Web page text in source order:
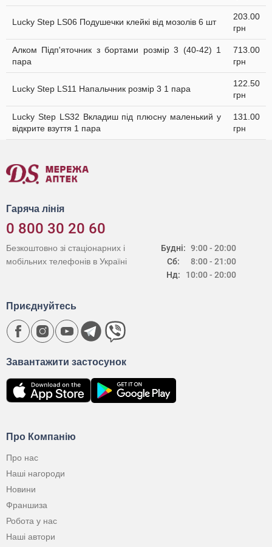
Lucky Step LS06 Подушечки клейкі від мозолів 6 шт
203.00
грн
Алком Підп'яточник з бортами розмір 3 (40-42) 1
пара
713.00
грн
Lucky Step LS11 Напальчник розмір 3 1 пара
122.50
грн
Lucky Step LS32 Вкладиш під плюсну маленький у
відкрите взуття 1 пара
131.00
грн
Гаряча лінія
0 800 30 20 60
Будні:
Сб:
Нд:
9:00 - 20:00
8:00 - 21:00
10:00 - 20:00
Безкоштовно зі стаціонарних і
мобільних телефонів в Україні
Про Компанію
Про нас
Наші нагороди
Новини
Франшиза
Робота у нас
Наші автори
Завантажити застосунок
Приєднуйтесь